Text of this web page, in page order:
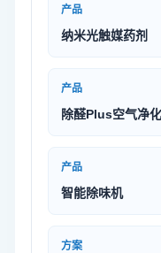
产品
纳米光触媒药剂
产品
除醛Plus空气净
产品
智能除味机
方案